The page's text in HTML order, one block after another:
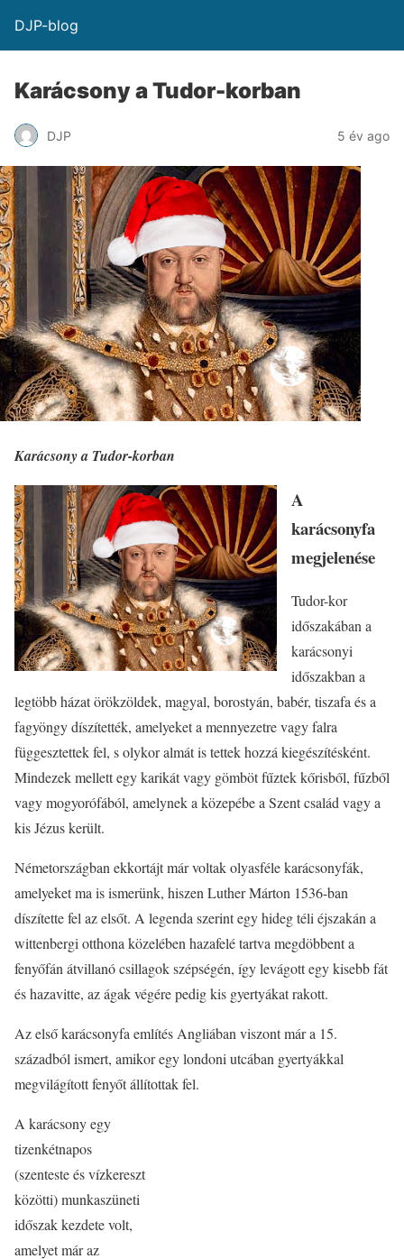
DJP-blog
Karácsony a Tudor-korban
DJP 5 év ago
Karácsony a Tudor-korban
A
karácsonyfa
megjelenése
Tudor-kor
időszakában a
karácsonyi
időszakban a
legtöbb házat örökzöldek, magyal, borostyán, babér, tiszafa és a
fagyöngy díszítették, amelyeket a mennyezetre vagy falra
függesztettek fel, s olykor almát is tettek hozzá kiegészítésként.
Mindezek mellett egy karikát vagy gömböt fűztek kőrisből, fűzből
vagy mogyorófából, amelynek a közepébe a Szent család vagy a
kis Jézus került.
Németországban ekkortájt már voltak olyasféle karácsonyfák,
amelyeket ma is ismerünk, hiszen Luther Márton 1536-ban
díszítette fel az elsőt. A legenda szerint egy hideg téli éjszakán a
wittenbergi otthona közelében hazafelé tartva megdöbbent a
fenyőfán átvillanó csillagok szépségén, így levágott egy kisebb fát
és hazavitte, az ágak végére pedig kis gyertyákat rakott.
Az első karácsonyfa említés Angliában viszont már a 15.
századból ismert, amikor egy londoni utcában gyertyákkal
megvilágított fenyőt állítottak fel.
A karácsony egy
tizenkétnapos
(szenteste és vízkereszt
közötti) munkaszüneti
időszak kezdete volt,
amelyet már az